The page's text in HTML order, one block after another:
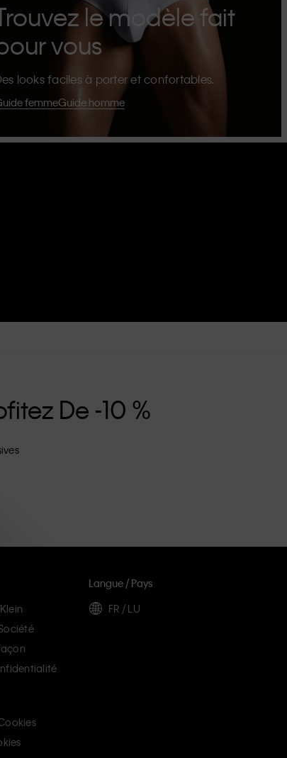
le modèle fait
vous
looks faciles à porter et confortables.
femmeGuide homme
De -10 %
Langue / Pays
FR / LU